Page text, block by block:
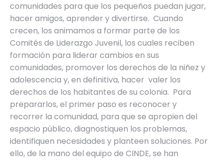
comunidades para que los pequeños puedan jugar,
hacer amigos, aprender y divertirse. Cuando
crecen, los animamos a formar parte de los
Comités de Liderazgo Juvenil, los cuales reciben
formación para liderar cambios en sus
comunidades, promover los derechos de la niñez y
adolescencia y, en definitiva, hacer valer los
derechos de los habitantes de su colonia. Para
prepararlos, el primer paso es reconocer y
recorrer la comunidad, para que se apropien del
espacio público, diagnostiquen los problemas,
identifiquen necesidades y planteen soluciones. Por
ello, de la mano del equipo de CINDE, se han